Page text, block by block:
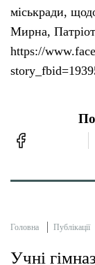
міськради,
Мирна,
https://
Головна Публікації
Учні